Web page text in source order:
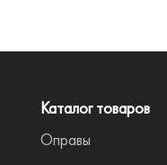
Каталог товаров
Оправы